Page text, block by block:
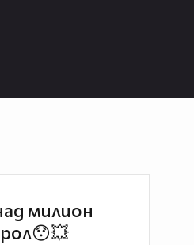
милион